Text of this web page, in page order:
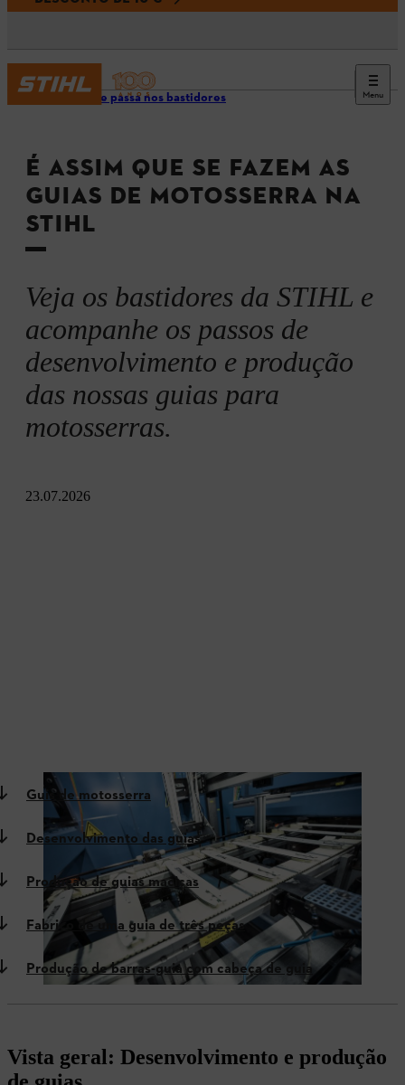
Menu
O que se passa nos bastidores
É ASSIM QUE SE FAZEM AS
GUIAS DE MOTOSSERRA NA
STIHL
Veja os bastidores da STIHL e
acompanhe os passos de
desenvolvimento e produção
das nossas guias para
motosserras.
23.07.2026
Guis de motosserra
Desenvolvimento das guias
Produção de guias maciças
Fabrico de uma guia de três peças
Produção de barras-guia com cabeça de guia
Vista geral: Desenvolvimento e produção